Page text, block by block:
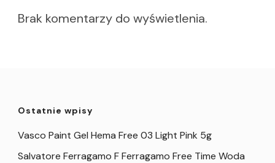
Brak komentarzy do wyświetlenia.
Ostatnie wpisy
Vasco Paint Gel Hema Free 03 Light Pink 5g
Salvatore Ferragamo F Ferragamo Free Time Woda